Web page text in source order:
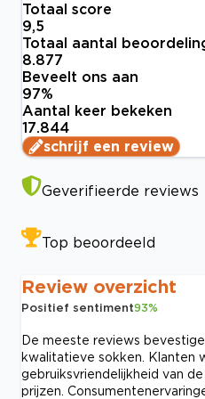
Totaal score
9,5
Totaal aantal
8.877
Beveelt ons aan
97%
Aantal keer bekeken
17.844
schrijf een review
Geverifieerde reviews
Top beoordeeld
Review overzicht
Positief sentiment93%
De meeste reviews
kwalitatieve sokken. Klanten
gebruiksvriendelijkheid van
prijzen.